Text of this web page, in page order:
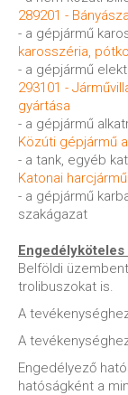
289201 -
- a gépjármű
karosszéria,
- a gépjármű
293101 -
gyártása
- a gépjármű
Közúti gépjármű
- a tank, egyéb
Katonai
- a gépjármű
szakágazat
Engedélyköteles
Belföldi
trolibuszokat is.
A
A
Engedélyező
hatóságként a